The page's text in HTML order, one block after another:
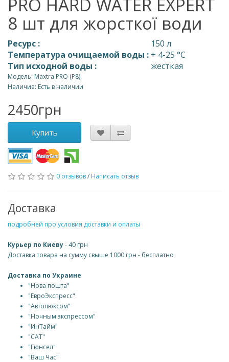
PRO HARD WATER EXPERT
8 шт для жорсткої води
Ресурс :
150 л
Температура очищаемой воды : + 4-25 °С
Тип исходной воды :
жесткая
Модель: Maxtra PRO (P8)
Наличие: Есть в наличии
2450грн
Купить
0 отзывов/ Написать отзыв
Доставка
подробней про условия доставки и оплаты
Курьер по Киеву- 40 грн
Доставка товара на сумму свыше 1000 грн - бесплатно
Доставка по Украине
"Нова пошта"
"ЕвроЭкспресс"
"Автолюксом"
"Ночным экспрессом"
"ИнТайм"
"САТ"
"Гюнсел"
"Ваш Час"